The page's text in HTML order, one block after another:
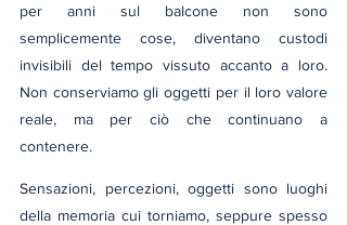
per anni sul balcone non sono
semplicemente cose, diventano custodi
invisibili del tempo vissuto accanto a loro.
Non conserviamo gli oggetti per il loro valore
reale, ma per ciò che continuano a
contenere.
Sensazioni, percezioni, oggetti sono luoghi
della memoria cui torniamo, seppure spesso